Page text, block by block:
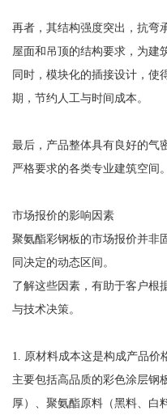
再者，其结构强度突出，抗弯
屋面和吊顶的结构要求，为建
同时，模块化的插接设计，使
期，节约人工与时间成本。
最后，产品整体具有良好的气
严格要求的各类专业建筑空间。
市场报价的影响因素
聚氨酯彩钢板的市场报价并非
同决定的动态区间。
了解这些因素，有助于客户根
与技术决策。
1. 原材料成本这是构成产品价
主要包括高品质的彩色涂层钢
厚）、聚氨酯原料（黑料、白